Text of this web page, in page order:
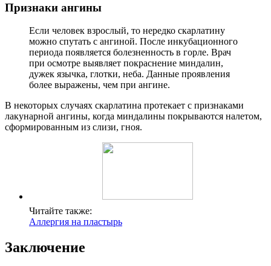
Признаки ангины
Если человек взрослый, то нередко скарлатину
можно спутать с ангиной. После инкубационного
периода появляется болезненность в горле. Врач
при осмотре выявляет покраснение миндалин,
дужек язычка, глотки, неба. Данные проявления
более выражены, чем при ангине.
В некоторых случаях скарлатина протекает с признаками
лакунарной ангины, когда миндалины покрываются налетом,
сформированным из слизи, гноя.
Читайте также:
Аллергия на пластырь
Заключение